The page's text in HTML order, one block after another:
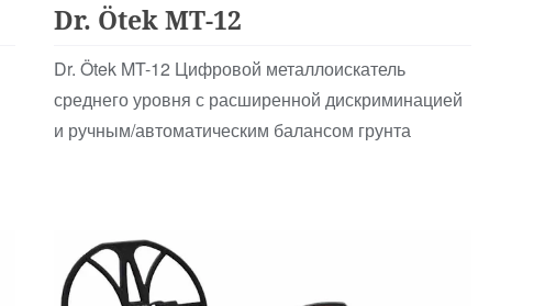
Dr. Ötek MT-12
Dr. Ötek MT-12 Цифровой металлоискатель
среднего уровня с расширенной дискриминацией
и ручным/автоматическим балансом грунта